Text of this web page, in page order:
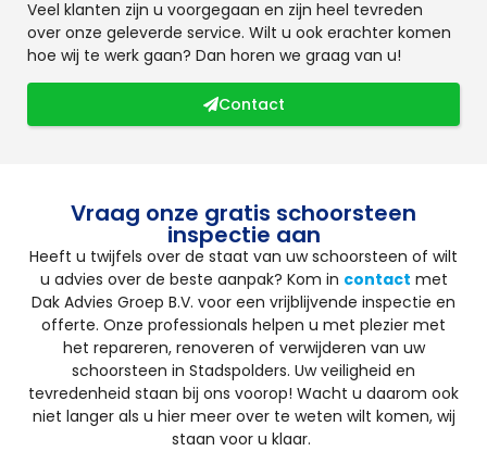
Veel klanten zijn u voorgegaan en zijn heel tevreden
over onze geleverde service. Wilt u ook erachter komen
hoe wij te werk gaan? Dan horen we graag van u!
Contact
Vraag onze gratis schoorsteen
inspectie aan
Heeft u twijfels over de staat van uw schoorsteen of wilt
u advies over de beste aanpak? Kom in contact met
Dak Advies Groep B.V. voor een vrijblijvende inspectie en
offerte. Onze professionals helpen u met plezier met
het repareren, renoveren of verwijderen van uw
schoorsteen in Stadspolders. Uw veiligheid en
tevredenheid staan bij ons voorop! Wacht u daarom ook
niet langer als u hier meer over te weten wilt komen, wij
staan voor u klaar.